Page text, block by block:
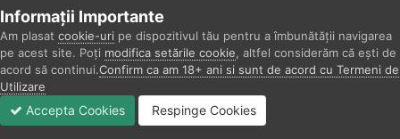
imediat. Programare de la 12.45 in locatia binecunoscuta.
Loc de parcare am gasit la Rompetrol.Un bloc modern,
curat iar privelistea din apartamentul ei este foarte faina.
Any, este o tanara draguta , foarte comunicativa daca
gasesti subiecte comune. Mie mi s-a parut ca este foarte
dezghetata, incercand sa afle cam ce asteptari au
Extinde
Merci mult❤️te pup și te îmbrățișez !
Aștept cu drag din nou vizita ta !😋
O seara frumoasă să ai !😘
Informații Importante
Am plasat cookie-uri pe dispozitivul tău pentru a îmbunătății navigarea
pe acest site. Poți modifica setările cookie , altfel considerăm că ești de
acord să continui.Confirm ca am 18+ ani si sunt de acord cu Termeni de
Utilizare
Accepta Cookies Respinge Cookies
Înregistrare